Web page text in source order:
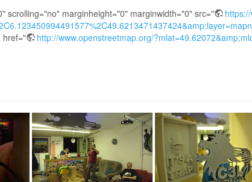
scrolling="no" marginheight="0" marginwidth="0" src="
href="
http://www.openstreetmap.org/